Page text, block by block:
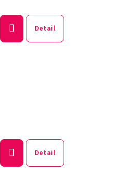
Detail
Detail